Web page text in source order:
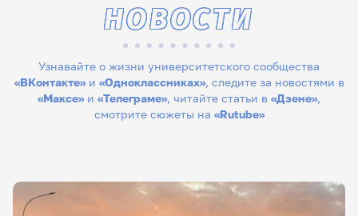
Узнавайте о жизни университетского сообщества
«ВКонтакте»и «Одноклассниках», следите за новостями в
«Максе» и «Телеграме», читайте статьи в «Дзене»,
смотрите сюжеты на «Rutube»
НОВОСТИ